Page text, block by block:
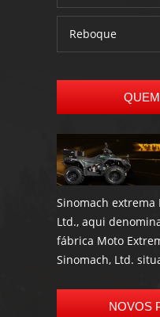
Reboque
Sinomach extrema
Ltd., aqui
fábrica Moto
Sinomach, Ltd.
NOVOS